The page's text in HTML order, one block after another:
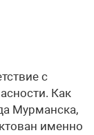
с
Как
Мурманска,
именно